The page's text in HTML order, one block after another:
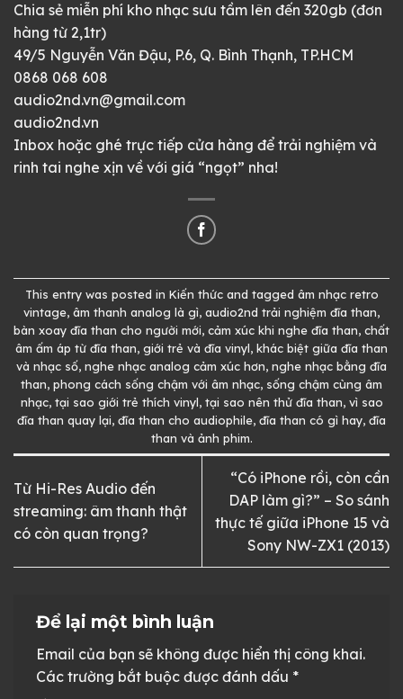
Chia sẻ miễn phí kho nhạc sưu tầm lên đến 320gb (đơn
hàng từ 2,1tr)
49/5 Nguyễn Văn Đậu, P.6, Q. Bình Thạnh, TP.HCM
0868 068 608
audio2nd.vn@gmail.com
audio2nd.vn
Inbox hoặc ghé trực tiếp cửa hàng để trải nghiệm và
rinh tai nghe xịn về với giá “ngọt” nha!
This entry was posted in Kiến thứcand tagged âm nhạc retro
vintage, âm thanh analog là gì, audio2nd trải nghiệm đĩa than,
bàn xoay đĩa than cho người mới, cảm xúc khi nghe đĩa than, chất
âm ấm áp từ đĩa than, giới trẻ và đĩa vinyl, khác biệt giữa đĩa than
và nhạc số, nghe nhạc analog cảm xúc hơn, nghe nhạc bằng đĩa
than, phong cách sống chậm với âm nhạc, sống chậm cùng âm
nhạc, tại sao giới trẻ thích vinyl, tại sao nên thử đĩa than, vì sao
đĩa than quay lại, đĩa than cho audiophile, đĩa than có gì hay, đĩa
than và ảnh phim.
Từ Hi-Res Audio đến
streaming: âm thanh thật
có còn quan trọng?
“Có iPhone rồi, còn cần
DAP làm gì?” – So sánh
thực tế giữa iPhone 15 và
Sony NW-ZX1 (2013)
Để lại một bình luận
Email của bạn sẽ không được hiển thị công khai.
Các trường bắt buộc được đánh dấu *